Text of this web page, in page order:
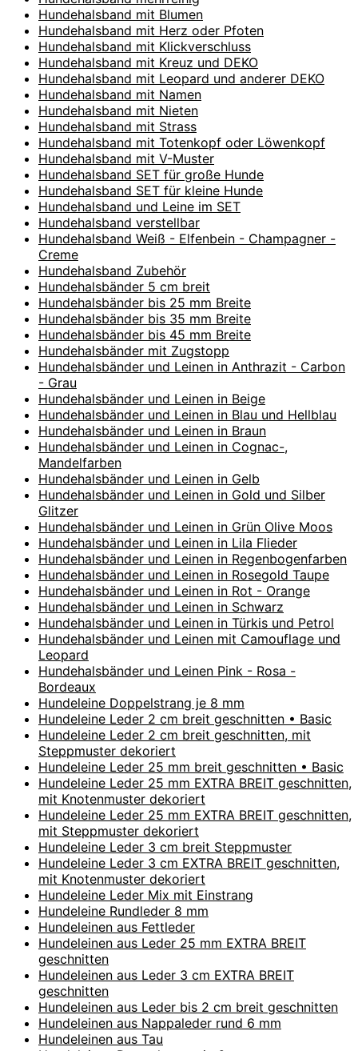
Hundehalsband mit Blumen
Hundehalsband mit Herz oder Pfoten
Hundehalsband mit Klickverschluss
Hundehalsband mit Kreuz und DEKO
Hundehalsband mit Leopard und anderer DEKO
Hundehalsband mit Namen
Hundehalsband mit Nieten
Hundehalsband mit Strass
Hundehalsband mit Totenkopf oder Löwenkopf
Hundehalsband mit V-Muster
Hundehalsband SET für große Hunde
Hundehalsband SET für kleine Hunde
Hundehalsband und Leine im SET
Hundehalsband verstellbar
Hundehalsband Weiß - Elfenbein - Champagner -
Creme
Hundehalsband Zubehör
Hundehalsbänder 5 cm breit
Hundehalsbänder bis 25 mm Breite
Hundehalsbänder bis 35 mm Breite
Hundehalsbänder bis 45 mm Breite
Hundehalsbänder mit Zugstopp
Hundehalsbänder und Leinen in Anthrazit - Carbon
- Grau
Hundehalsbänder und Leinen in Beige
Hundehalsbänder und Leinen in Blau und Hellblau
Hundehalsbänder und Leinen in Braun
Hundehalsbänder und Leinen in Cognac-,
Mandelfarben
Hundehalsbänder und Leinen in Gelb
Hundehalsbänder und Leinen in Gold und Silber
Glitzer
Hundehalsbänder und Leinen in Grün Olive Moos
Hundehalsbänder und Leinen in Lila Flieder
Hundehalsbänder und Leinen in Regenbogenfarben
Hundehalsbänder und Leinen in Rosegold Taupe
Hundehalsbänder und Leinen in Rot - Orange
Hundehalsbänder und Leinen in Schwarz
Hundehalsbänder und Leinen in Türkis und Petrol
Hundehalsbänder und Leinen mit Camouflage und
Leopard
Hundehalsbänder und Leinen Pink - Rosa -
Bordeaux
Hundeleine Doppelstrang je 8 mm
Hundeleine Leder 2 cm breit geschnitten • Basic
Hundeleine Leder 2 cm breit geschnitten, mit
Steppmuster dekoriert
Hundeleine Leder 25 mm breit geschnitten • Basic
Hundeleine Leder 25 mm EXTRA BREIT geschnitten,
mit Knotenmuster dekoriert
Hundeleine Leder 25 mm EXTRA BREIT geschnitten,
mit Steppmuster dekoriert
Hundeleine Leder 3 cm breit Steppmuster
Hundeleine Leder 3 cm EXTRA BREIT geschnitten,
mit Knotenmuster dekoriert
Hundeleine Leder Mix mit Einstrang
Hundeleine Rundleder 8 mm
Hundeleinen aus Fettleder
Hundeleinen aus Leder 25 mm EXTRA BREIT
geschnitten
Hundeleinen aus Leder 3 cm EXTRA BREIT
geschnitten
Hundeleinen aus Leder bis 2 cm breit geschnitten
Hundeleinen aus Nappaleder rund 6 mm
Hundeleinen aus Tau